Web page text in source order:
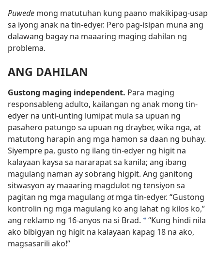
Puwede mong matutuhan kung paano makikipag-usap
sa iyong anak na tin-edyer. Pero pag-isipan muna ang
dalawang bagay na maaaring maging dahilan ng
problema.
ANG DAHILAN
Gustong maging independent. Para maging
responsableng adulto, kailangan ng anak mong tin-
edyer na unti-unting lumipat mula sa upuan ng
pasahero patungo sa upuan ng drayber, wika nga, at
matutong harapin ang mga hamon sa daan ng buhay.
Siyempre pa, gusto ng ilang tin-edyer ng higit na
kalayaan kaysa sa nararapat sa kanila; ang ibang
magulang naman ay sobrang higpit. Ang ganitong
sitwasyon ay maaaring magdulot ng tensiyon sa
pagitan ng mga magulang atmga tin-edyer. “Gustong
kontrolin ng mga magulang ko ang lahat ng kilos ko,”
ang reklamo ng 16-anyos na si Brad. *“Kung hindi nila
ako bibigyan ng higit na kalayaan kapag 18 na ako,
magsasarili ako!”